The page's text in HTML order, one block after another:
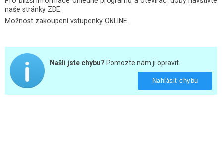
naše stránky ZDE
Možnost zakoupení vstupenky ONLINE
Našli jste chybu? Pomozte nám ji opravit.
Nahlásit chybu